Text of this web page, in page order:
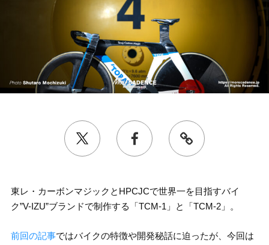
東レ・カーボンマジックとHPCJCで世界一を目指すバイ
ク”V-IZU”ブランドで制作する「TCM-1」と「TCM-2」。
前回の記事ではバイクの特徴や開発秘話に迫ったが、今回は